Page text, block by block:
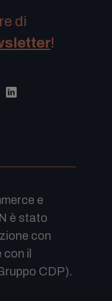
di
!
e
è stato
con
con il
CDP).